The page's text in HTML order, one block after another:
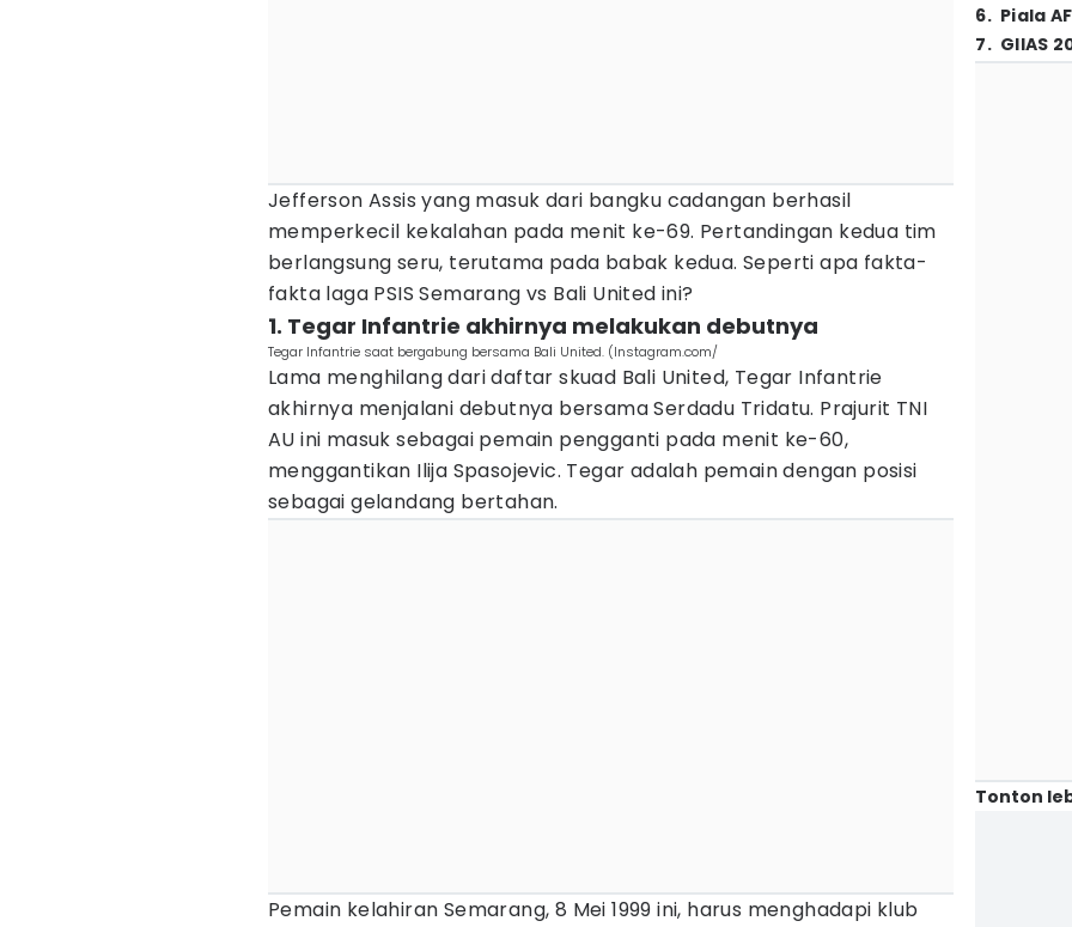
Jefferson Assis yang masuk dari bangku cadangan berhasil
memperkecil kekalahan pada menit ke-69. Pertandingan kedua tim
berlangsung seru, terutama pada babak kedua. Seperti apa fakta-
fakta laga PSIS Semarang vs Bali United ini?
1. Tegar Infantrie akhirnya melakukan debutnya
Tegar Infantrie saat bergabung bersama Bali United. (Instagram.com/
Lama menghilang dari daftar skuad Bali United, Tegar Infantrie
akhirnya menjalani debutnya bersama Serdadu Tridatu. Prajurit TNI
AU ini masuk sebagai pemain pengganti pada menit ke-60,
menggantikan Ilija Spasojevic. Tegar adalah pemain dengan posisi
sebagai gelandang bertahan.
Pemain kelahiran Semarang, 8 Mei 1999 ini, harus menghadapi klub
6. Piala
7. GIIAS
Tonton